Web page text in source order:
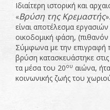
Ιδιαίτερη ιστορική και
«Βρύση της Κρεμαστής
είναι αποτέλεσμα
οικοδομική φάση,
Σύμφωνα με την επιγραφή
βρύση κατασκευάστηκε
τα μέσα του 20ου αιώνα,
κοινωνικής ζωής του